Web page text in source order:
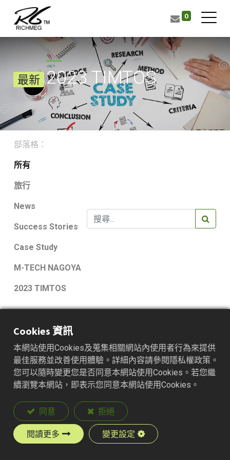
0
最新 2023 TIMTOS
部落格：
所有
旅行
News
Success Stories
Case Study
M-TECH NAGOYA
2023 TIMTOS
2023 TIMTOS
In the manufacturing industry, solenoid valves are utilized to control
Cookies 資訊
本網站使用Cookies及蒐集相關網站內使用者行為來提供
最佳服務並改善使用體驗。詳細內容請參閱隱私權政策。
您可以隨時變更您是否同意本網站使用Cookies。若您繼
續瀏覽本網站，即表示您同意本網站使用Cookies。
同意 拒絕
閱讀更多 變更設定